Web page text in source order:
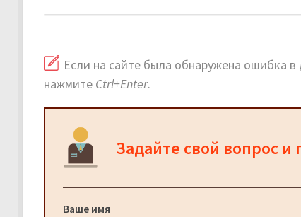
Если на сайте была обнаружена ошибка
нажмите Ctrl+Enter.
Задайте свой вопрос
Ваше имя